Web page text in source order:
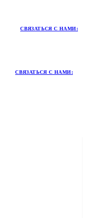
СВЯЗАТЬСЯ С НАМИ:
СВЯЗАТЬСЯ С НАМИ: